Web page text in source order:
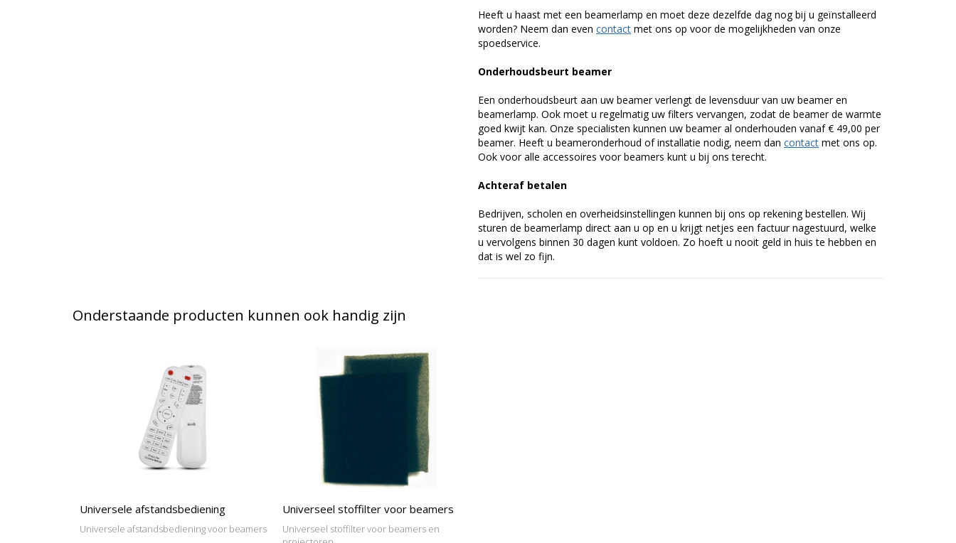
Heeft u haast met een beamerlamp en moet deze dezelfde dag nog bij u geïnstalleerd
worden? Neem dan even contact met ons op voor de mogelijkheden van onze
spoedservice.
Onderhoudsbeurt beamer
Een onderhoudsbeurt aan uw beamer verlengt de levensduur van uw beamer en
beamerlamp. Ook moet u regelmatig uw filters vervangen, zodat de beamer de warmte
goed kwijt kan. Onze specialisten kunnen uw beamer al onderhouden vanaf € 49,00 per
beamer. Heeft u beameronderhoud of installatie nodig, neem dan contact met ons op.
Ook voor alle accessoires voor beamers kunt u bij ons terecht.
Achteraf betalen
Bedrijven, scholen en overheidsinstellingen kunnen bij ons op rekening bestellen. Wij
sturen de beamerlamp direct aan u op en u krijgt netjes een factuur nagestuurd, welke
u vervolgens binnen 30 dagen kunt voldoen. Zo hoeft u nooit geld in huis te hebben en
dat is wel zo fijn.
Onderstaande producten kunnen ook handig zijn
Universele afstandsbediening
Universele afstandsbediening voor beamers
Universeel stoffilter voor beamers
Universeel stoffilter voor beamers en